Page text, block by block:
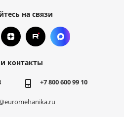
на связи
контакты
+7 800 600 99 10